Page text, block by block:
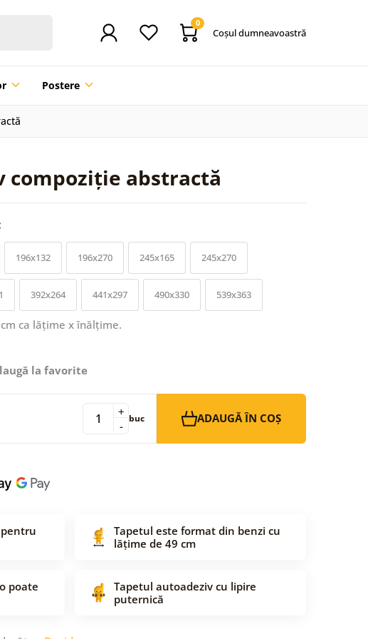
0
Coşul dumneavoastră
Postere
compoziție abstractă
196x132 196x270 245x165 245x270
392x264 441x297 490x330 539x363
ca lățime x înălțime.
la favorite
-
+ buc ADAUGĂ ÎN COȘ
Tapetul este format din benzi cu
lățime de 49 cm
poate
Tapetul autoadeziv cu lipire
puternică